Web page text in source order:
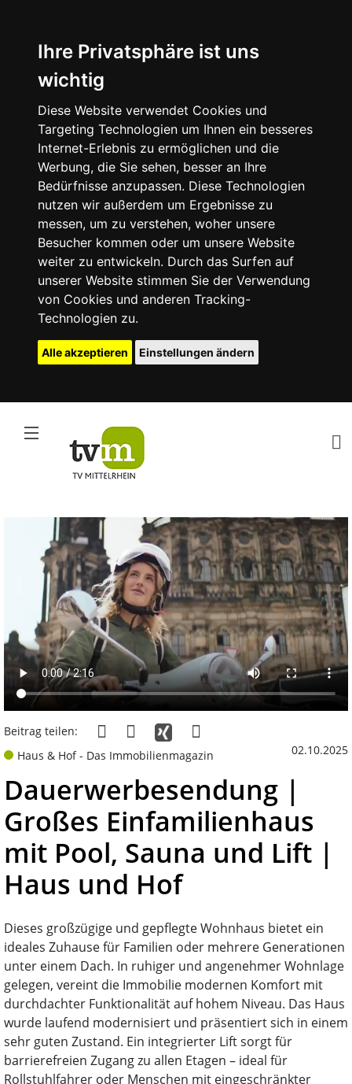
Ihre Privatsphäre ist uns
wichtig
Diese Website verwendet Cookies und
Targeting Technologien um Ihnen ein besseres
Internet-Erlebnis zu ermöglichen und die
Werbung, die Sie sehen, besser an Ihre
Bedürfnisse anzupassen. Diese Technologien
nutzen wir außerdem um Ergebnisse zu
messen, um zu verstehen, woher unsere
Besucher kommen oder um unsere Website
weiter zu entwickeln. Durch das Surfen auf
unserer Website stimmen Sie der Verwendung
von Cookies und anderen Tracking-
Technologien zu.
Alle akzeptieren Einstellungen ändern
Beitrag teilen:
Haus & Hof - Das Immobilienmagazin
02.10.2025
Dauerwerbesendung |
Großes Einfamilienhaus
mit Pool, Sauna und Lift |
Haus und Hof
Dieses großzügige und gepflegte Wohnhaus bietet ein
ideales Zuhause für Familien oder mehrere Generationen
unter einem Dach. In ruhiger und angenehmer Wohnlage
gelegen, vereint die Immobilie modernen Komfort mit
durchdachter Funktionalität auf hohem Niveau. Das Haus
wurde laufend modernisiert und präsentiert sich in einem
sehr guten Zustand. Ein integrierter Lift sorgt für
barrierefreien Zugang zu allen Etagen – ideal für
Rollstuhlfahrer oder Menschen mit eingeschränkter